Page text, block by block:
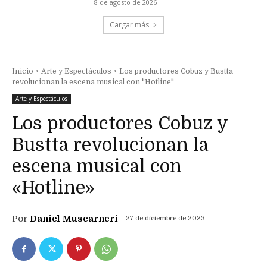
8 de agosto de 2026
Cargar más